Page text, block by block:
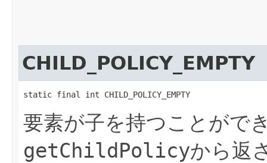
CHILD_POLICY_EMPTY
static final int CHILD_POLICY_EMPTY
要素が子を持つことがで
getChildPolicyから返